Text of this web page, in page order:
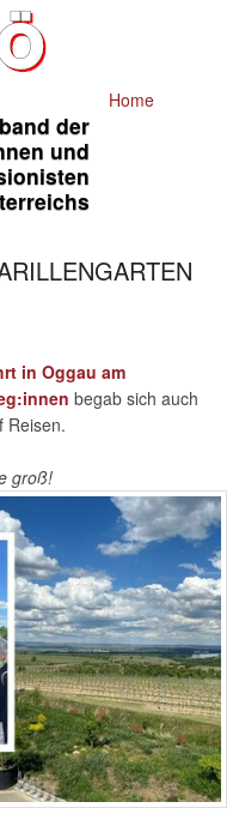
der
und
Home
in Oggau am
begab sich auch
Reisen.
groß!